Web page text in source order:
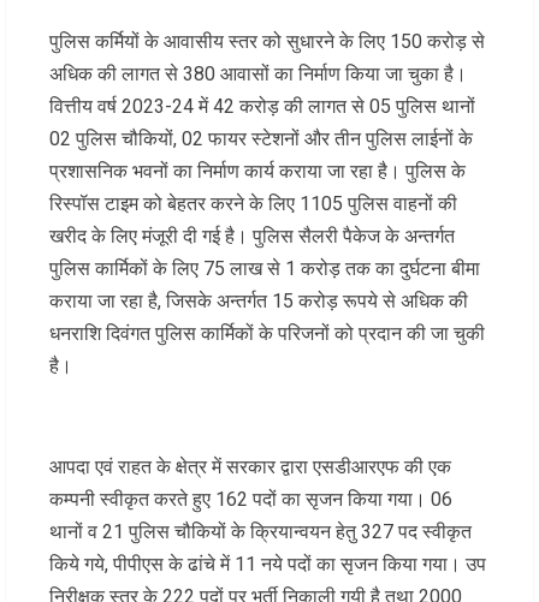
पुलिस कर्मियों के आवासीय स्तर को सुधारने के लिए 150 करोड़ से
अधिक की लागत से 380 आवासों का निर्माण किया जा चुका है।
वित्तीय वर्ष 2023-24 में 42 करोड़ की लागत से 05 पुलिस थानों
02 पुलिस चौकियों, 02 फायर स्टेशनों और तीन पुलिस लाईनों के
प्रशासनिक भवनों का निर्माण कार्य कराया जा रहा है। पुलिस के
रिस्पॉस टाइम को बेहतर करने के लिए 1105 पुलिस वाहनों की
खरीद के लिए मंजूरी दी गई है। पुलिस सैलरी पैकेज के अन्तर्गत
पुलिस कार्मिकों के लिए 75 लाख से 1 करोड़ तक का दुर्घटना बीमा
कराया जा रहा है, जिसके अन्तर्गत 15 करोड़ रूपये से अधिक की
धनराशि दिवंगत पुलिस कार्मिकों के परिजनों को प्रदान की जा चुकी
है।
आपदा एवं राहत के क्षेत्र में सरकार द्वारा एसडीआरएफ की एक
कम्पनी स्वीकृत करते हुए 162 पदों का सृजन किया गया। 06
थानों व 21 पुलिस चौकियों के क्रियान्वयन हेतु 327 पद स्वीकृत
किये गये, पीपीएस के ढांचे में 11 नये पदों का सृजन किया गया। उप
निरीक्षक स्तर के 222 पदों पर भर्ती निकाली गयी है तथा 2000